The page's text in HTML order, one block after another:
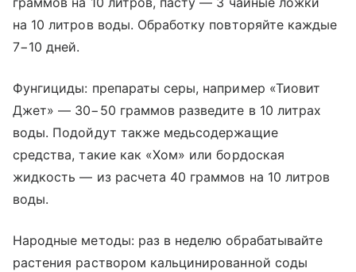
на 10 литров воды. Обработку повторяйте каждые
7−10 дней.
Фунгициды: препараты серы, например «Тиовит
Джет» — 30−50 граммов разведите в 10 литрах
воды. Подойдут также медьсодержащие
средства, такие как «Хом» или бордоская
жидкость — из расчета 40 граммов на 10 литров
воды.
Народные методы: раз в неделю обрабатывайте
растения раствором кальцинированной соды